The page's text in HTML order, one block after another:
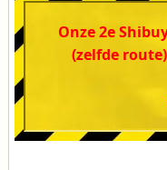
Onze 2e
(zelfde route)